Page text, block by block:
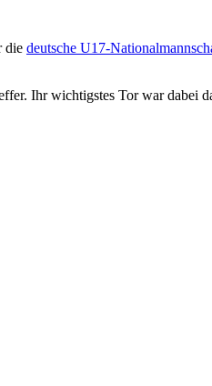
die deutsche U17-
Ihr wichtigstes Tor war dabei